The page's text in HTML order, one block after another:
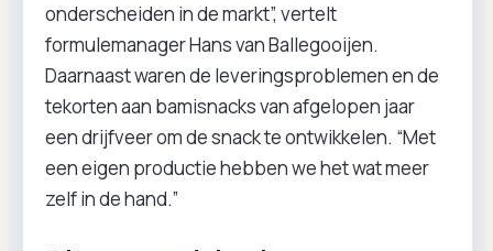
onderscheiden in de markt”, vertelt
formulemanager Hans van Ballegooijen.
Daarnaast waren de leveringsproblemen en de
tekorten aan bamisnacks van afgelopen jaar
een drijfveer om de snack te ontwikkelen. “Met
een eigen productie hebben we het wat meer
zelf in de hand.”